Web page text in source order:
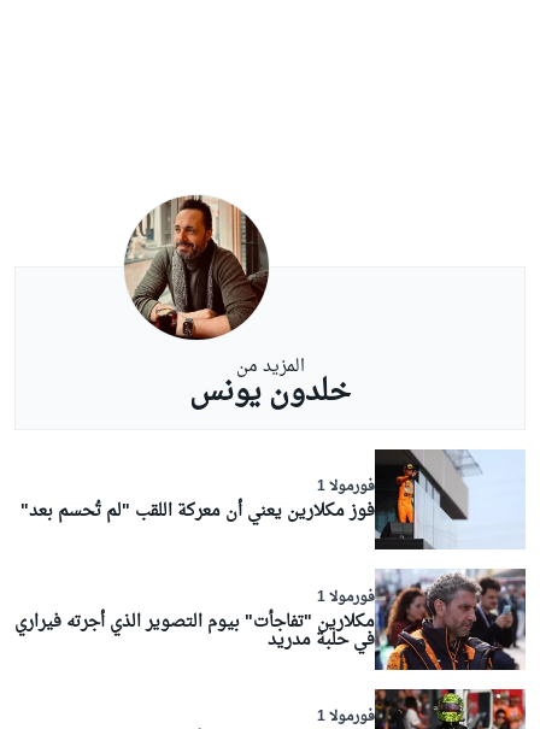
المزيد من
خلدون يونس
فورمولا 1
فوز مكلارين يعني أن معركة اللقب "لم تُحسم بعد"
فورمولا 1
مكلارين "تفاجأت" بيوم التصوير الذي أجرته فيراري
في حلبة مدريد
فورمولا 1